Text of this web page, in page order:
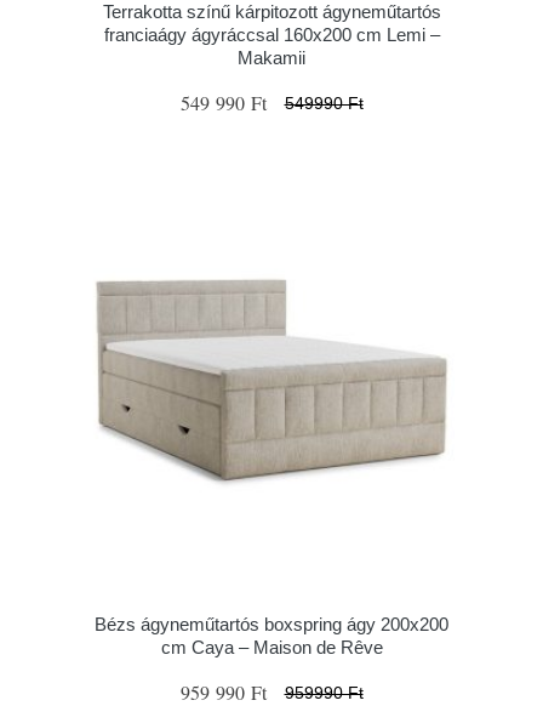
Terrakotta színű kárpitozott ágyneműtartós
franciaágy ágyráccsal 160x200 cm Lemi –
Makamii
549 990 Ft 549990 Ft
Bézs ágyneműtartós boxspring ágy 200x200
cm Caya – Maison de Rêve
959 990 Ft 959990 Ft